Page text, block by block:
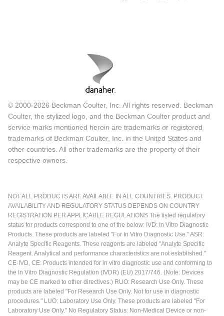
© 2000-2026 Beckman Coulter, Inc. All rights reserved. Beckman
Coulter, the stylized logo, and the Beckman Coulter product and
service marks mentioned herein are trademarks or registered
trademarks of Beckman Coulter, Inc. in the United States and
other countries. All other trademarks are the property of their
respective owners.
NOT ALL PRODUCTS ARE AVAILABLE IN ALL COUNTRIES. PRODUCT
AVAILABILITY AND REGULATORY STATUS DEPENDS ON COUNTRY
REGISTRATION PER APPLICABLE REGULATIONS The listed regulatory
status for products correspond to one of the below: IVD: In Vitro Diagnostic
Products. These products are labeled "For In Vitro Diagnostic Use." ASR:
Analyte Specific Reagents. These reagents are labeled "Analyte Specific
Reagent. Analytical and performance characteristics are not established."
CE-IVD, CE: Products intended for in vitro diagnostic use and conforming to
the In Vitro Diagnostic Regulation (IVDR) (EU) 2017/746. (Note: Devices
may be CE marked to other directives.) RUO: Research Use Only. These
products are labeled "For Research Use Only. Not for use in diagnostic
procedures." LUO: Laboratory Use Only. These products are labeled "For
Laboratory Use Only." No Regulatory Status: Non-Medical Device or non-